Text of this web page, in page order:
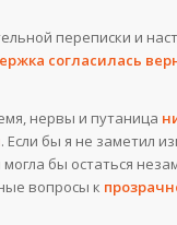
переписки и
согласилась
нервы и путаница
. Если бы я не заметил
могла бы остаться
вопросы к